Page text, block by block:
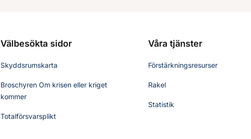
Välbesökta sidor
Skyddsrumskarta
Broschyren Om krisen eller kriget
kommer
Totalförsvarsplikt
Våra tjänster
Förstärkningsresurser
Rakel
Statistik